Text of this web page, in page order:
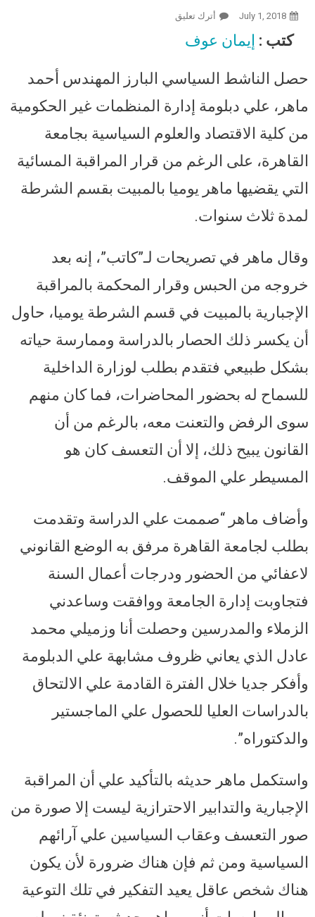
July 1, 2018 أترك تعليق
كتب : إيمان عوف
حصل الناشط السياسي البارز المهندس أحمد
ماهر، علي دبلومة إدارة المنظمات غير الحكومية
من كلية الاقتصاد والعلوم السياسية بجامعة
القاهرة، على الرغم من قرار المراقبة المسائية
التي يقضيها ماهر يوميا بالمبيت بقسم الشرطة
لمدة ثلاث سنوات.
وقال ماهر في تصريحات لـ”كاتب”، إنه بعد
خروجه من الحبس وقرار المحكمة بالمراقبة
الإجبارية بالمبيت في قسم الشرطة يوميا، حاول
أن يكسر ذلك الحصار بالدراسة وممارسة حياته
بشكل طبيعي فتقدم بطلب لوزارة الداخلية
للسماح له بحضور المحاضرات، فما كان منهم
سوى الرفض والتعنت معه، بالرغم من أن
القانون يبيح ذلك، إلا أن التعسف كان هو
المسيطر علي الموقف.
وأضاف ماهر “صممت علي الدراسة وتقدمت
بطلب لجامعة القاهرة مرفق به الوضع القانوني
لاعفائي من الحضور ودرجات أعمال السنة
فتجاوبت إدارة الجامعة ووافقت وساعدني
الزملاء والمدرسين وحصلت أنا وزميلي محمد
عادل الذي يعاني ظروف مشابهة علي الدبلومة
وأفكر جديا خلال الفترة القادمة علي الالتحاق
بالدراسات العليا للحصول علي الماجستير
والدكتوراه”.
واستكمل ماهر حديثه بالتأكيد علي أن المراقبة
الإجبارية والتدابير الاحترازية ليست إلا صورة من
صور التعسف وعقاب السياسين علي آرائهم
السياسية ومن ثم فإن هناك ضرورة لأن يكون
هناك شخص عاقل يعيد التفكير في تلك التوعية